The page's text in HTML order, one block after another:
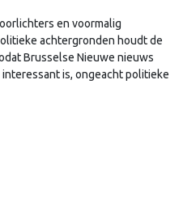
en voormalig
achtergronden houdt de
Brusselse Nieuwe nieuws
is, ongeacht politieke